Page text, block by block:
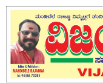
Skip
content